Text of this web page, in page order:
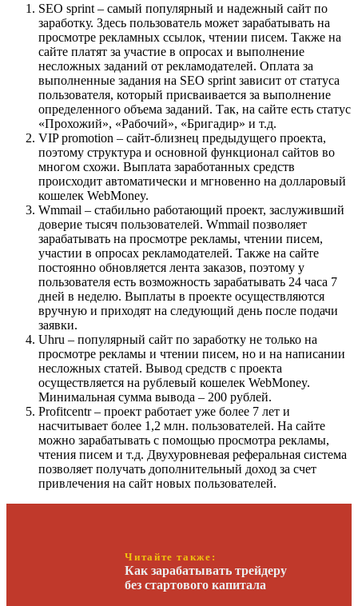
SEO sprint – самый популярный и надежный сайт по
заработку. Здесь пользователь может зарабатывать на
просмотре рекламных ссылок, чтении писем. Также на
сайте платят за участие в опросах и выполнение
несложных заданий от рекламодателей. Оплата за
выполненные задания на SEO sprint зависит от статуса
пользователя, который присваивается за выполнение
определенного объема заданий. Так, на сайте есть статус
«Прохожий», «Рабочий», «Бригадир» и т.д.
VIP promotion – сайт-близнец предыдущего проекта,
поэтому структура и основной функционал сайтов во
многом схожи. Выплата заработанных средств
происходит автоматически и мгновенно на долларовый
кошелек WebMoney.
Wmmail – стабильно работающий проект, заслуживший
доверие тысяч пользователей. Wmmail позволяет
зарабатывать на просмотре рекламы, чтении писем,
участии в опросах рекламодателей. Также на сайте
постоянно обновляется лента заказов, поэтому у
пользователя есть возможность зарабатывать 24 часа 7
дней в неделю. Выплаты в проекте осуществляются
вручную и приходят на следующий день после подачи
заявки.
Uhru – популярный сайт по заработку не только на
просмотре рекламы и чтении писем, но и на написании
несложных статей. Вывод средств с проекта
осуществляется на рублевый кошелек WebMoney.
Минимальная сумма вывода – 200 рублей.
Profitcentr – проект работает уже более 7 лет и
насчитывает более 1,2 млн. пользователей. На сайте
можно зарабатывать с помощью просмотра рекламы,
чтения писем и т.д. Двухуровневая реферальная система
позволяет получать дополнительный доход за счет
привлечения на сайт новых пользователей.
Читайте также:
Как зарабатывать трейдеру
без стартового капитала